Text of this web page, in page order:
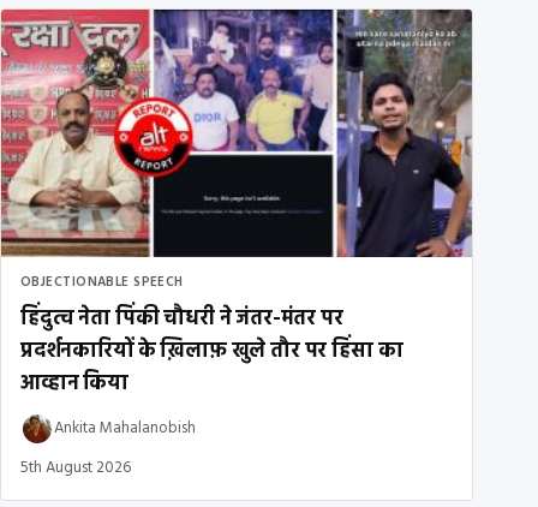
OBJECTIONABLE SPEECH
हिंदुत्व नेता पिंकी चौधरी ने जंतर-मंतर पर
प्रदर्शनकारियों के ख़िलाफ़ खुले तौर पर हिंसा का
आव्हान किया
Ankita Mahalanobish
5th August 2026